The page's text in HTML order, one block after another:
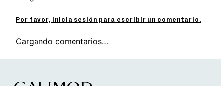
Por favor, inicia sesión para escribir un comentario.
Cargando comentarios…